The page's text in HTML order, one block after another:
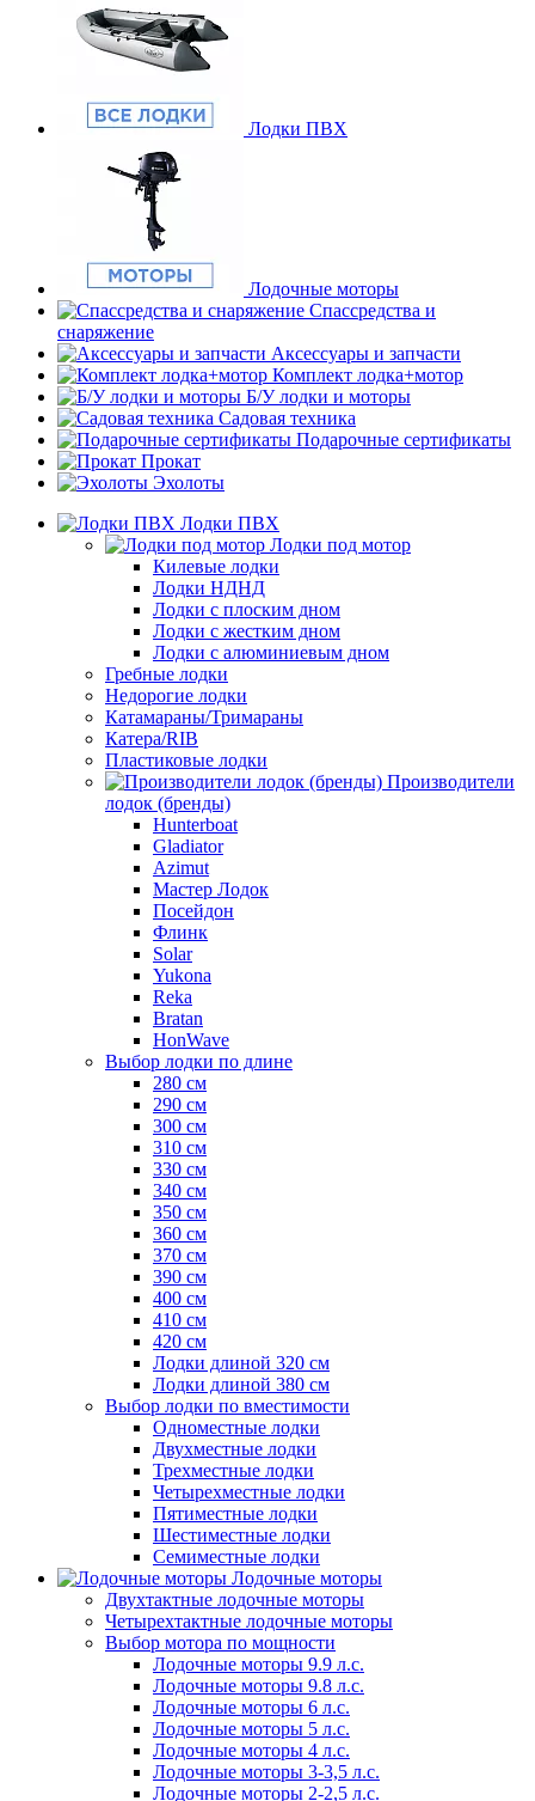
Лодки ПВХ
Лодочные моторы
Спассредства и
снаряжение
Аксессуары и запчасти
Комплект лодка+мотор
Б/У лодки и моторы
Садовая техника
Подарочные сертификаты
Прокат
Эхолоты
Лодки ПВХ
Лодки под мотор
Килевые лодки
Лодки НДНД
Лодки с плоским дном
Лодки с жестким дном
Лодки с алюминиевым дном
Гребные лодки
Недорогие лодки
Катамараны/Тримараны
Катера/RIB
Пластиковые лодки
Производители
лодок (бренды)
Hunterboat
Gladiator
Azimut
Мастер Лодок
Посейдон
Флинк
Solar
Yukona
Reka
Bratan
HonWave
Выбор лодки по длине
280 см
290 см
300 см
310 см
330 см
340 см
350 см
360 см
370 см
390 см
400 см
410 см
420 см
Лодки длиной 320 см
Лодки длиной 380 см
Выбор лодки по вместимости
Одноместные лодки
Двухместные лодки
Трехместные лодки
Четырехместные лодки
Пятиместные лодки
Шестиместные лодки
Семиместные лодки
Лодочные моторы
Двухтактные лодочные моторы
Четырехтактные лодочные моторы
Выбор мотора по мощности
Лодочные моторы 9.9 л.с.
Лодочные моторы 9.8 л.с.
Лодочные моторы 6 л.с.
Лодочные моторы 5 л.с.
Лодочные моторы 4 л.с.
Лодочные моторы 3-3,5 л.с.
Лодочные моторы 2-2,5 л.с.